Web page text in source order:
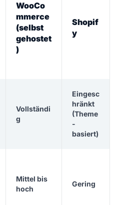
WooCo
mmerce
(selbst
gehostet
)
Shopif
y
Vollständi
g
Eingesc
hränkt
(Theme
-
basiert)
Mittel bis
hoch
Gering